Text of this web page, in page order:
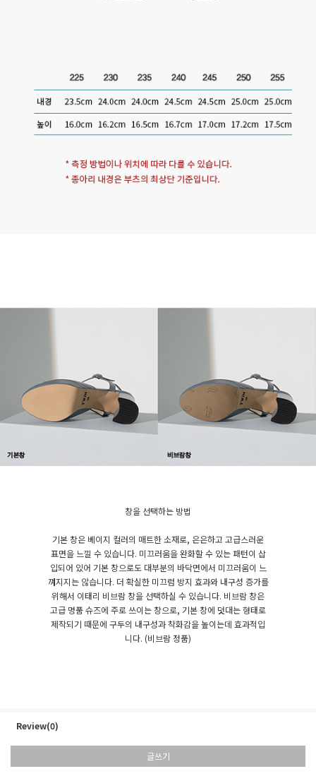
창을 선택하는 방법
기본 창은 베이지 컬러의 매트한 소재로, 은은하고 고급스러운
표면을 느낄 수 있습니다. 미끄러움을 완화할 수 있는 패턴이 삽
입되어 있어 기본 창으로도 대부분의 바닥면에서 미끄러움이 느
껴지지는 않습니다. 더 확실한 미끄럼 방지 효과와 내구성 증가를
위해서 이태리 비브람 창을 선택하실 수 있습니다. 비브람 창은
고급 명품 슈즈에 주로 쓰이는 창으로, 기본 창에 덧대는 형태로
제작되기 때문에 구두의 내구성과 착화감을 높이는데 효과적입
니다. (비브람 정품)
Review(0)
글쓰기